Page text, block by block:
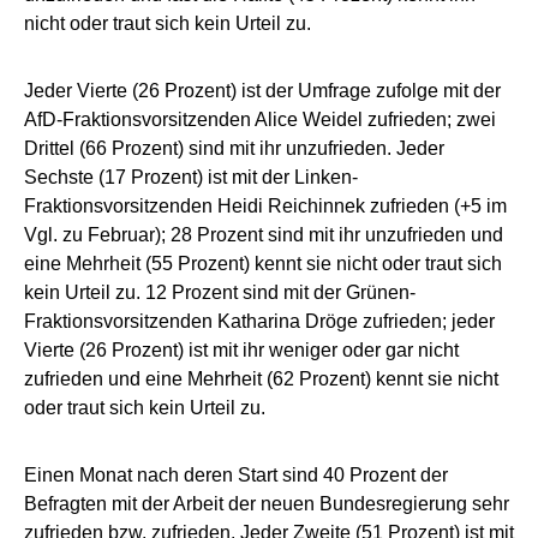
nicht oder traut sich kein Urteil zu.
Jeder Vierte (26 Prozent) ist der Umfrage zufolge mit der
AfD-Fraktionsvorsitzenden Alice Weidel zufrieden; zwei
Drittel (66 Prozent) sind mit ihr unzufrieden. Jeder
Sechste (17 Prozent) ist mit der Linken-
Fraktionsvorsitzenden Heidi Reichinnek zufrieden (+5 im
Vgl. zu Februar); 28 Prozent sind mit ihr unzufrieden und
eine Mehrheit (55 Prozent) kennt sie nicht oder traut sich
kein Urteil zu. 12 Prozent sind mit der Grünen-
Fraktionsvorsitzenden Katharina Dröge zufrieden; jeder
Vierte (26 Prozent) ist mit ihr weniger oder gar nicht
zufrieden und eine Mehrheit (62 Prozent) kennt sie nicht
oder traut sich kein Urteil zu.
Einen Monat nach deren Start sind 40 Prozent der
Befragten mit der Arbeit der neuen Bundesregierung sehr
zufrieden bzw. zufrieden. Jeder Zweite (51 Prozent) ist mit